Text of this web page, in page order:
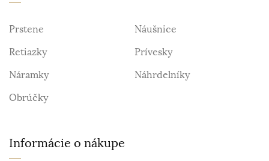
Prstene
Náušnice
Retiazky
Prívesky
Náramky
Náhrdelníky
Obrúčky
Informácie o nákupe